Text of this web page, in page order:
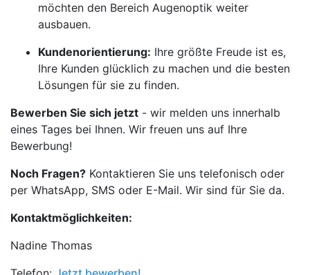
möchten den Bereich Augenoptik weiter
ausbauen.
Kundenorientierung: Ihre größte Freude ist es,
Ihre Kunden glücklich zu machen und die besten
Lösungen für sie zu finden.
Bewerben Sie sich jetzt - wir melden uns innerhalb
eines Tages bei Ihnen. Wir freuen uns auf Ihre
Bewerbung!
Noch Fragen? Kontaktieren Sie uns telefonisch oder
per WhatsApp, SMS oder E-Mail. Wir sind für Sie da.
Kontaktmöglichkeiten:
Nadine Thomas